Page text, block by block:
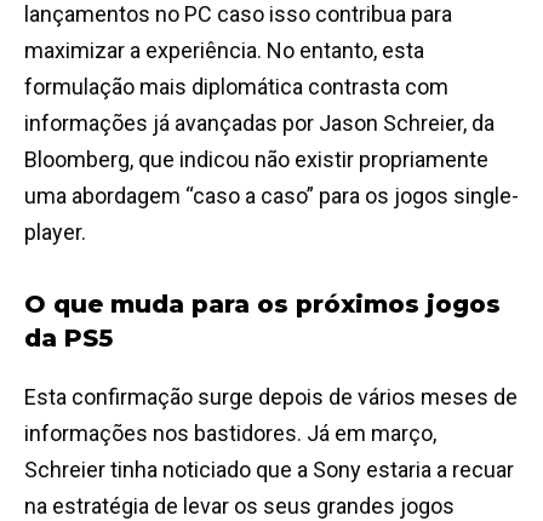
lançamentos no PC caso isso contribua para
maximizar a experiência. No entanto, esta
formulação mais diplomática contrasta com
informações já avançadas por Jason Schreier, da
Bloomberg, que indicou não existir propriamente
uma abordagem “caso a caso” para os jogos single-
player.
O que muda para os próximos jogos
da PS5
Esta confirmação surge depois de vários meses de
informações nos bastidores. Já em março,
Schreier tinha noticiado que a Sony estaria a recuar
na estratégia de levar os seus grandes jogos